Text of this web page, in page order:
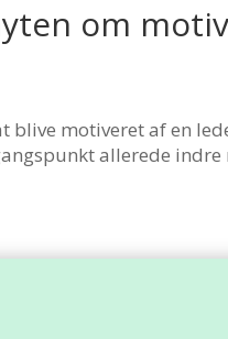
om
blive motiveret af en
allerede